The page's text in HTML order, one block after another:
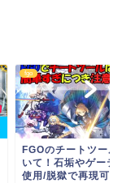
fgo
FGOのチートツール
いて！石垢やゲーテ
使用/脱獄で再現可